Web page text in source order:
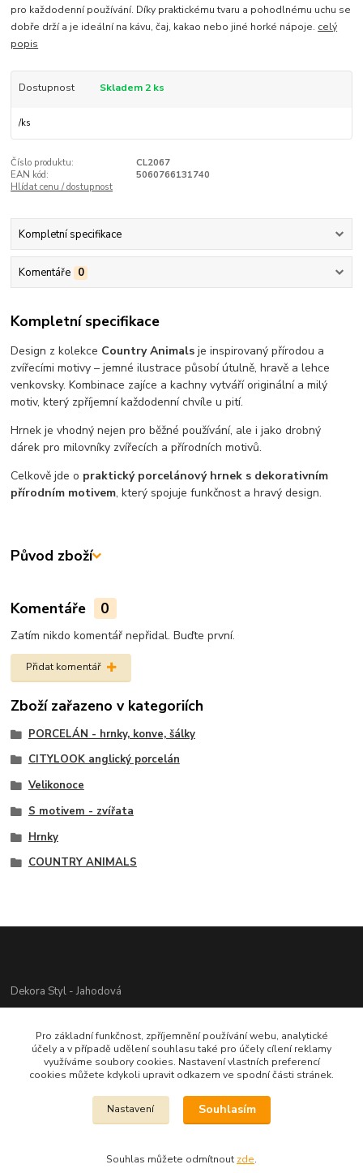
pro každodenní používání. Díky praktickému tvaru a pohodlnému uchu se
dobře drží a je ideální na kávu, čaj, kakao nebo jiné horké nápoje. celý
popis
Dostupnost Skladem 2 ks
/ks
Číslo produktu:
CL2067
EAN kód:
5060766131740
Hlídat cenu / dostupnost
Kompletní specifikace
Komentáře 0
Kompletní specifikace
Design z kolekce Country Animals je inspirovaný přírodou a
zvířecími motivy – jemné ilustrace působí útulně, hravě a lehce
venkovsky. Kombinace zajíce a kachny vytváří originální a milý
motiv, který zpříjemní každodenní chvíle u pití.
Hrnek je vhodný nejen pro běžné používání, ale i jako drobný
dárek pro milovníky zvířecích a přírodních motivů.
Celkově jde o praktický porcelánový hrnek s dekorativním
přírodním motivem, který spojuje funkčnost a hravý design.
Původ zboží
Komentáře 0
Zatím nikdo komentář nepřidal. Buďte první.
Přidat komentář
Zboží zařazeno v kategoriích
PORCELÁN - hrnky, konve, šálky
CITYLOOK anglický porcelán
Velikonoce
S motivem - zvířata
Hrnky
COUNTRY ANIMALS
Dekora Styl - Jahodová
721312944
info@zbozi-darky.cz
Pro základní funkčnost, zpříjemnění používání webu, analytické
účely a v případě udělení souhlasu také pro účely cílení reklamy
využíváme soubory cookies. Nastavení vlastních preferencí
cookies můžete kdykoli upravit odkazem ve spodní části stránek.
Nastavení Souhlasím
Souhlas můžete odmítnout zde.